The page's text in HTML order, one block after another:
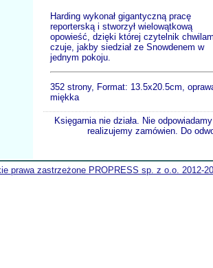
Harding wykonał gigantyczną pracę
reporterską i stworzył wielowątkową
opowieść, dzięki której czytelnik
czuje, jakby siedział ze Snowdenem w
jednym pokoju.
352 strony, Format: 13.5x20.5cm,
miękka
Księgarnia nie działa. Nie
realizujemy zamówien. Do
prawa zastrzeżone PROPRESS sp. z o.o. 2012-